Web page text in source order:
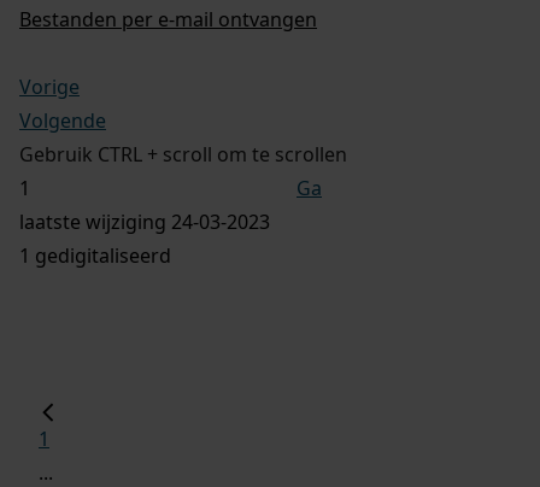
Bestanden per e-mail ontvangen
Vorige
Volgende
Gebruik CTRL + scroll om te scrollen
Ga
laatste wijziging 24-03-2023
1 gedigitaliseerd
1
...